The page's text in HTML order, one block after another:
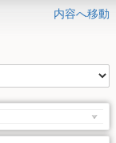
内容へ移動